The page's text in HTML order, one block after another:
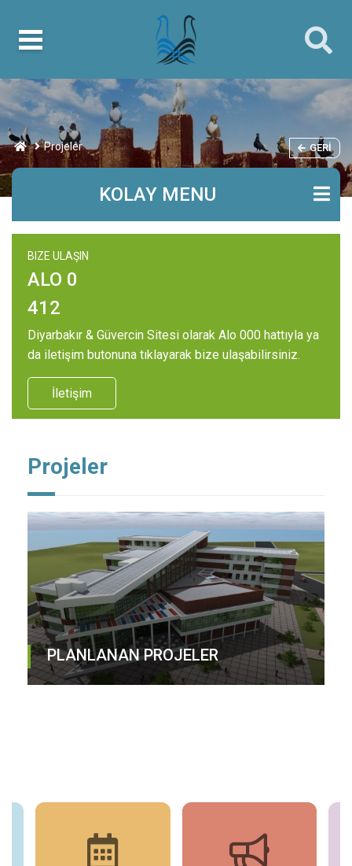
Projeler GERI
KOLAY MENU
BIZE ULAŞIN
ALO 0
412
Diyarbakır & Güvercin Sitesi olarak Alo 000 hattıyla ya
da iletişim butonuna tıklayarak bize ulaşabilirsiniz.
İletişim
Projeler
PLANLANAN PROJELER